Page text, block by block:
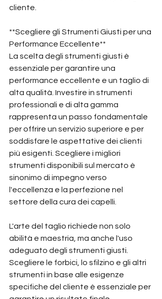
cliente.
**Scegliere gli Strumenti Giusti per una
Performance Eccellente**
La scelta degli strumenti giusti è
essenziale per garantire una
performance eccellente e un taglio di
alta qualità. Investire in strumenti
professionali e di alta gamma
rappresenta un passo fondamentale
per offrire un servizio superiore e per
soddisfare le aspettative dei clienti
più esigenti. Scegliere i migliori
strumenti disponibili sul mercato è
sinonimo di impegno verso
l'eccellenza e la perfezione nel
settore della cura dei capelli.
L'arte del taglio richiede non solo
abilità e maestria, ma anche l'uso
adeguato degli strumenti giusti.
Scegliere le forbici, lo sfilzino e gli altri
strumenti in base alle esigenze
specifiche del cliente è essenziale per